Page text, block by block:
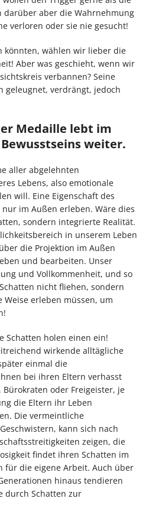
darüber aber die Wahrnehmung
verloren oder sie nie gesucht!
könnten, wählen wir lieber die
Aber was geschieht, wenn wir
verbannen? Seine
geleugnet, verdrängt, jedoch
Medaille lebt im
weiter.
aller abgelehnten
Lebens, also emotionale
will. Eine Eigenschaft des
im Außen erleben. Wäre dies
sondern integrierte Realität.
in unserem Leben
die Projektion im Außen
und bearbeiten. Unser
und Vollkommenheit, und so
nicht fliehen, sondern
erleben müssen, um
Schatten holen einen ein!
wirkende alltägliche
einmal die
bei ihren Eltern verhasst
oder Freigeister, je
die Eltern ihr Leben
Die vermeintliche
kann sich nach
zeigen, die
findet ihren Schatten im
für die eigene Arbeit. Auch über
hinaus tendieren
durch Schatten zur